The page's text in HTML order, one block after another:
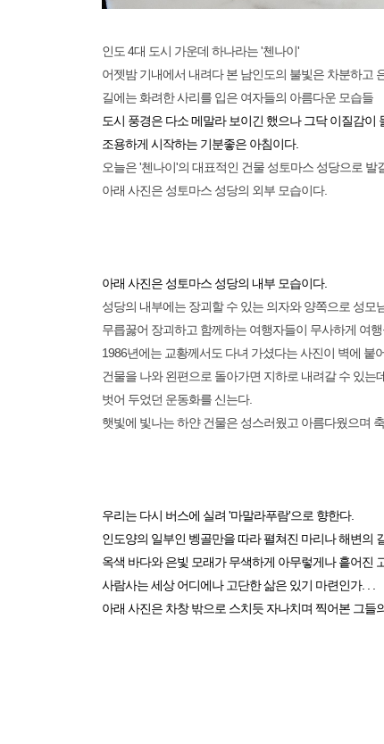
인도 4대 도시 가운데 하나라는 '첸나이'
어젯밤 기내에서 내려다 본 남인도의 불빛은 차분하고
길에는 화려한 사리를 입은 여자들의 아름다운 모습들
도시 풍경은 다소 메말라 보이긴 했으나 그닥 이질감
조용하게 시작하는 기분좋은 아침이다.
오늘은 '첸나이'의 대표적인 건물 성토마스 성당으로
아래 사진은 성토마스 성당의 외부 모습이다.
아래 사진은 성토마스 성당의 내부 모습이다.
성당의 내부에는 장괴할 수 있는 의자와 양쪽으로 성모
무릅꿇어 장괴하고 함께하는 여행자들이 무사하게 여
1986년에는 교황께서도 다녀 가셨다는 사진이 벽에 붙
건물을 나와 왼편으로 돌아가면 지하로 내려갈 수 있는
벗어 두었던 운동화를 신는다.
햇빛에 빛나는 하얀 건물은 성스러웠고 아름다웠으며
우리는 다시 버스에 실려 '마말라푸람'으로 향한다.
인도양의 일부인 벵골만을 따라 펼쳐진 마리나 해변의
옥색 바다와 은빛 모래가 무색하게 아무렇게나 흩어진
사람사는 세상 어디에나 고단한 삶은 있기 마련인가. . .
아래 사진은 차창 밖으로 스치듯 자나치며 찍어본 그